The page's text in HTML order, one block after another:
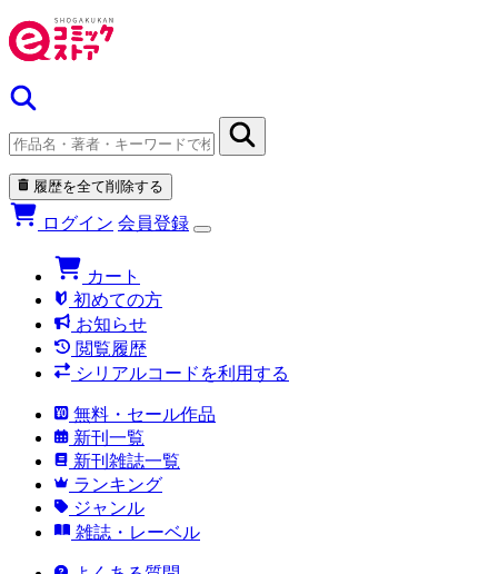
履歴を全て削除する
ログイン 会員登録
カート
初めての方
お知らせ
閲覧履歴
シリアルコードを利用する
無料・セール作品
新刊一覧
新刊雑誌一覧
ランキング
ジャンル
雑誌・レーベル